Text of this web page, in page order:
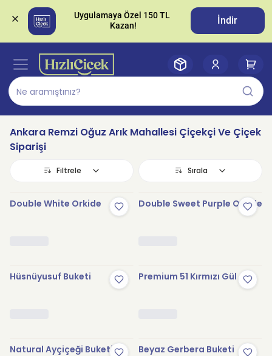
Uygulamaya Özel 150 TL
İndir
Ankara Remzi Oğuz Arık Mahallesi Çiçekçi Ve Çiçek
Siparişi
Filtrele Sırala
Double White Orkide Double Sweet Purple Orkide
Hüsnüyusuf Buketi Premium 51 Kırmızı Gül
Natural Ayçiçeği Buketi Beyaz Gerbera Buketi